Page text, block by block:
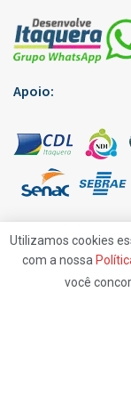
Apoio:
Edições Virtuais
Utilizamos cookies
com a nossa
você